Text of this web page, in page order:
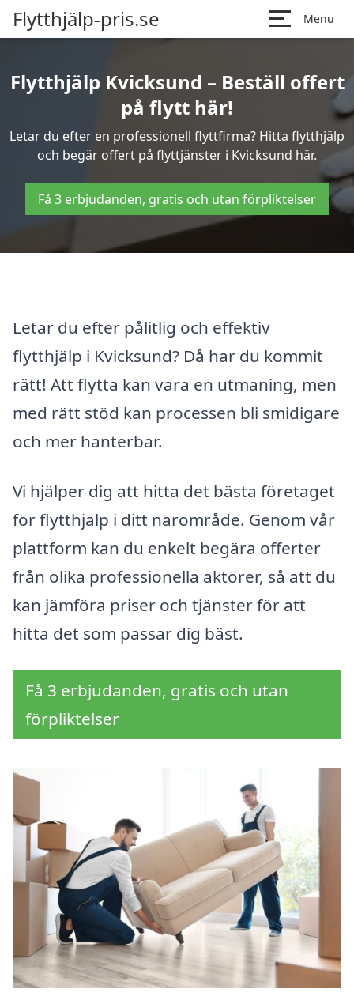
Flytthjälp-pris.se Menu
Flytthjälp Kvicksund – Beställ offert
på flytt här!
Letar du efter en professionell flyttfirma? Hitta flytthjälp
och begär offert på flyttjänster i Kvicksund här.
Få 3 erbjudanden, gratis och utan förpliktelser
Letar du efter pålitlig och effektiv
flytthjälp i Kvicksund? Då har du kommit
rätt! Att flytta kan vara en utmaning, men
med rätt stöd kan processen bli smidigare
och mer hanterbar.
Vi hjälper dig att hitta det bästa företaget
för flytthjälp i ditt närområde. Genom vår
plattform kan du enkelt begära offerter
från olika professionella aktörer, så att du
kan jämföra priser och tjänster för att
hitta det som passar dig bäst.
Få 3 erbjudanden, gratis och utan
förpliktelser